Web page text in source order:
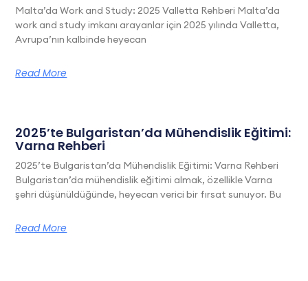
Malta’da Work and Study: 2025 Valletta Rehberi Malta’da
work and study imkanı arayanlar için 2025 yılında Valletta,
Avrupa’nın kalbinde heyecan
Read More
2025’te Bulgaristan’da Mühendislik Eğitimi:
Varna Rehberi
2025’te Bulgaristan’da Mühendislik Eğitimi: Varna Rehberi
Bulgaristan’da mühendislik eğitimi almak, özellikle Varna
şehri düşünüldüğünde, heyecan verici bir fırsat sunuyor. Bu
Read More